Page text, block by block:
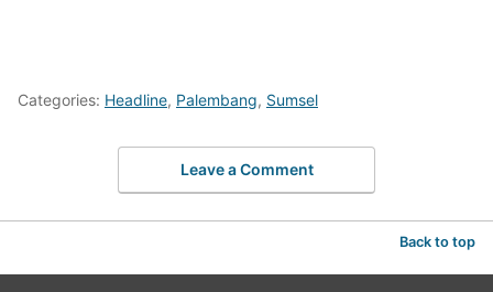
Categories: Headline, Palembang, Sumsel
Leave a Comment
Back to top